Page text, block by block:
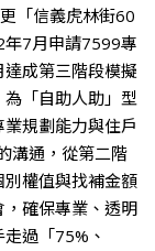
「信義虎林街60
7月申請7599專
成第三階段模擬
「自助人助」型
規劃能力與住戶
溝通，從第二階
權值與找補金額
確保專業、透明
過「75%、